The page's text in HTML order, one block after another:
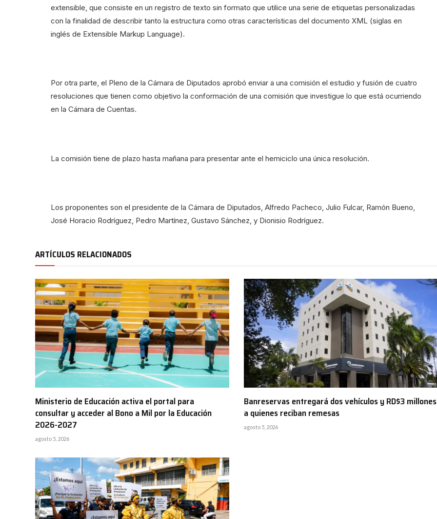
extensible, que consiste en un registro de texto sin formato que utilice una serie de etiquetas personalizadas
con la finalidad de describir tanto la estructura como otras características del documento XML (siglas en
inglés de Extensible Markup Language).
Por otra parte, el Pleno de la Cámara de Diputados aprobó enviar a una comisión el estudio y fusión de cuatro
resoluciones que tienen como objetivo la conformación de una comisión que investigue lo que está ocurriendo
en la Cámara de Cuentas.
La comisión tiene de plazo hasta mañana para presentar ante el hemiciclo una única resolución.
Los proponentes son el presidente de la Cámara de Diputados, Alfredo Pacheco, Julio Fulcar, Ramón Bueno,
José Horacio Rodríguez, Pedro Martínez, Gustavo Sánchez, y Dionisio Rodríguez.
ARTÍCULOS RELACIONADOS
Ministerio de Educación activa el portal para
consultar y acceder al Bono a Mil por la Educación
2026-2027
agosto 5, 2026
Banreservas entregará dos vehículos y RD$3 millones
a quienes reciban remesas
agosto 5, 2026